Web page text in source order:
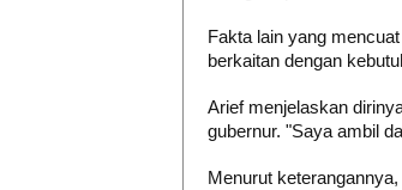
Fakta lain yang
berkaitan dengan
Arief menjelaskan
gubernur. "Saya ambil
Menurut